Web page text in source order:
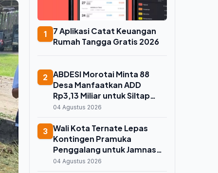
1
7 Aplikasi Catat Keuangan
Rumah Tangga Gratis 2026
2
ABDESI Morotai Minta 88
Desa Manfaatkan ADD
Rp3,13 Miliar untuk Siltap
Perangkat dan Dukung
04 Agustus 2026
3 Wali Kota Ternate Lepas
Kontingen Pramuka
Penggalang untuk Jamnas
2026 di Cibubur, Titip Pesan
04 Agustus 2026